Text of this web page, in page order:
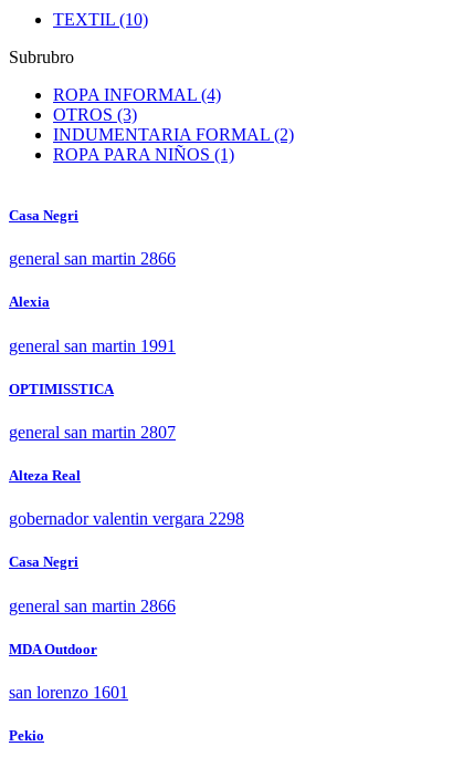
TEXTIL (10)
Subrubro
ROPA INFORMAL (4)
OTROS (3)
INDUMENTARIA FORMAL (2)
ROPA PARA NIÑOS (1)
Casa Negri
general san martin 2866
Alexia
general san martin 1991
OPTIMISSTICA
general san martin 2807
Alteza Real
gobernador valentin vergara 2298
Casa Negri
general san martin 2866
MDA Outdoor
san lorenzo 1601
Pekio